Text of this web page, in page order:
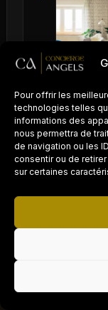
Pour offrir les
technologies telles
informations des
nous permettra de
de navigation ou les
consentir ou de
sur certaines
AIRBNB / LOCATION
Déléguez la
à Concierge